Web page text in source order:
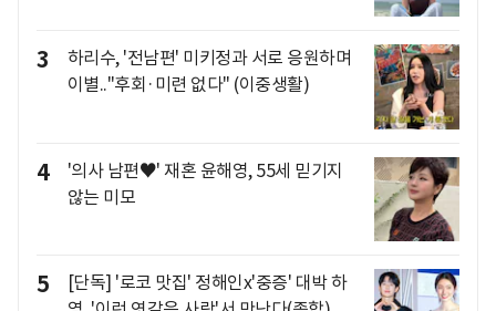
3
하리수, '전남편' 미키정과 서로 응원하며
이별.."후회·미련 없다" (이중생활)
4
'의사 남편♥' 재혼 윤해영, 55세 믿기지
않는 미모
5
[단독] '로코 맛집' 정해인x'중증' 대박 하